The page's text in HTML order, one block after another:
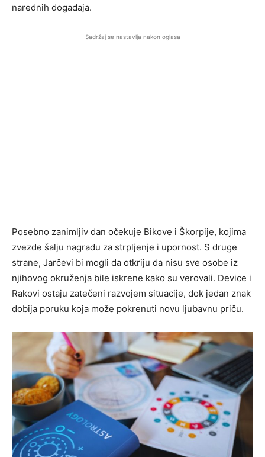
narednih događaja.
Sadržaj se nastavlja nakon oglasa
Posebno zanimljiv dan očekuje Bikove i Škorpije, kojima
zvezde šalju nagradu za strpljenje i upornost. S druge
strane, Jarčevi bi mogli da otkriju da nisu sve osobe iz
njihovog okruženja bile iskrene kako su verovali. Device i
Rakovi ostaju zatečeni razvojem situacije, dok jedan znak
dobija poruku koja može pokrenuti novu ljubavnu priču.